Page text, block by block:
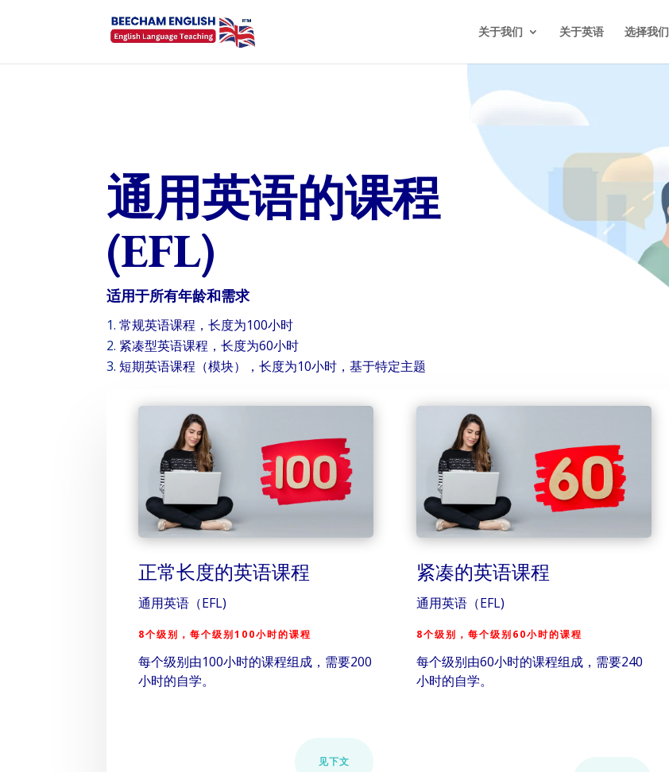
关于我们 关于英语 选择我们
通用英语的课程
(EFL)
适用于所有年龄和需求
常规英语课程，长度为100小时
紧凑型英语课程，长度为60小时
短期英语课程（模块），长度为10小时，基于特定主题
正常长度的英语课程
通用英语（EFL)
8个级别，每个级别100小时的课程
每个级别由100小时的课程组成，需要200
小时的自学。
见下文
紧凑的英语课程
通用英语（EFL)
8个级别，每个级别60小时的课程
每个级别由60小时的课程组成，需要240
小时的自学。